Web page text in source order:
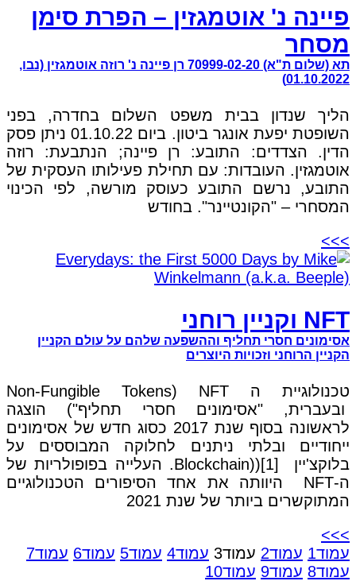
פיינה נ' אוטמגזין – הפרת סימן
מסחר
תא (שלום ת"א) 70999-02-20 רן פיינה נ' רוזה אוטמגזין (נבו,
01.10.2022)
הליך שנדון בבית משפט השלום בחדרה, בפני
השופטת יפעת אונגר ביטון. ביום 01.10.22 ניתן פסק
הדין. הצדדים: התובע: רן פיינה; הנתבעת: רוזה
אוטמגזין. העובדות: עם תחילת פעילותו העסקית של
התובע, נרשם התובע כעוסק מורשה, לפי הכינוי
המסחרי – "הקונטיינר". בחודש
>>>
NFT וקניין רוחני
אסימונים חסרי תחליף וההשפעה שלהם על עולם הקניין
הקניין הרוחני וזכויות היוצרים
טכנולוגיית ה NFT (Non-Fungible Tokens
ובעברית, "אסימונים חסרי תחליף") הוצגה
לראשונה בסוף שנת 2017 כסוג חדש של אסימונים
ייחודיים ובלתי ניתנים לחלוקה המבוססים על
בלוקצ'יין Blockchain))[1]. העלייה בפופולריות של
ה-NFT היוותה את אחד הסיפורים הטכנולוגיים
המתוקשרים ביותר של שנת 2021
>>>
עמוד1 עמוד2 עמוד3 עמוד4 עמוד5 עמוד6 עמוד7
עמוד8 עמוד9 עמוד10